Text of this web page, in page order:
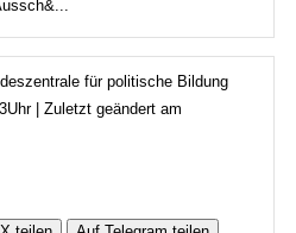
für politische Bildung
| Zuletzt geändert am